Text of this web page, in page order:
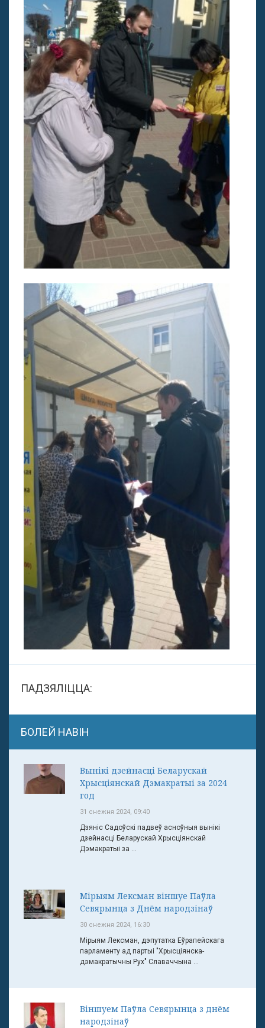
ПАДЗЯЛІЦЦА:
БОЛЕЙ НАВІН
Вынікі дзейнасці Беларускай
Хрысціянскай Дэмакратыі за 2024
год
31 снежня 2024, 09:40
Дзяніс Садоўскі падвеў асноўныя вынікі
дзейнасці Беларускай Хрысціянскай
Дэмакратыі за ...
Мірыям Лексман віншуе Паўла
Севярынца з Днём народзінаў
30 снежня 2024, 16:30
Мірыям Лексман, дэпутатка Еўрапейскага
парламенту ад партыі "Хрысціянска-
дэмакратычны Рух" Славаччына ...
Віншуем Паўла Севярынца з днём
народзінаў